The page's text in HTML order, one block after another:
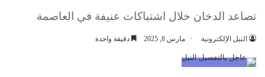
تصاعد الدخان خلال اشتباكات عنيفة في العاصمة
النيل الإلكترونية مارس 8, 2025 دقيقة واحدة